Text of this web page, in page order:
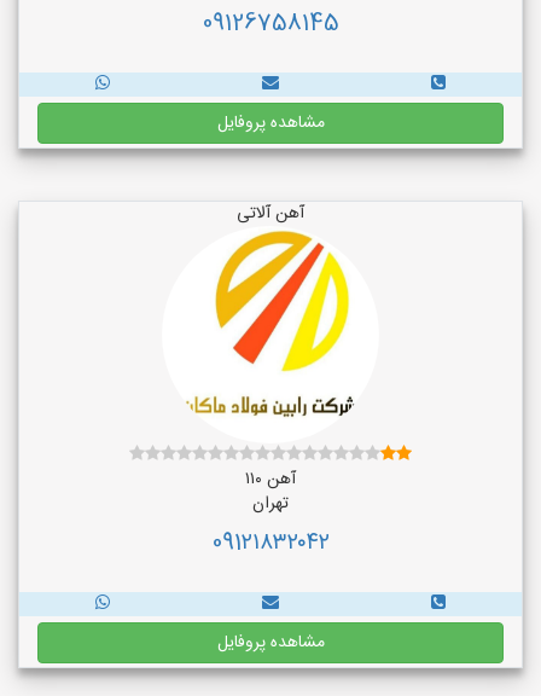
09126758145
مشاهده پروفایل
آهن آلاتی
آهن ۱۱۰
تهران
091۲۱۸۳۲۰۴۲
مشاهده پروفایل